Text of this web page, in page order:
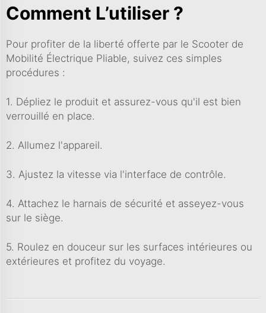
Comment L’utiliser ?
Pour profiter de la liberté offerte par le Scooter de
Mobilité Électrique Pliable, suivez ces simples
procédures :
1. Dépliez le produit et assurez-vous qu'il est bien
verrouillé en place.
2. Allumez l'appareil.
3. Ajustez la vitesse via l'interface de contrôle.
4. Attachez le harnais de sécurité et asseyez-vous
sur le siège.
5. Roulez en douceur sur les surfaces intérieures ou
extérieures et profitez du voyage.